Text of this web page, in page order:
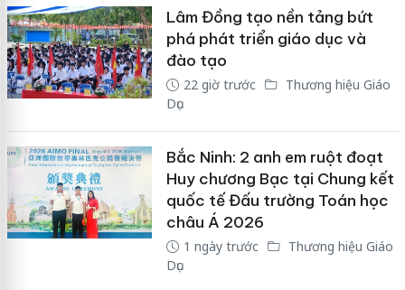
Lâm Đồng tạo nền tảng bứt
phá phát triển giáo dục và
đào tạo
22 giờ trước
Thương hiệu Giáo
Dục
Bắc Ninh: 2 anh em ruột đoạt
Huy chương Bạc tại Chung kết
quốc tế Đấu trường Toán học
châu Á 2026
1 ngày trước
Thương hiệu Giáo
Dục